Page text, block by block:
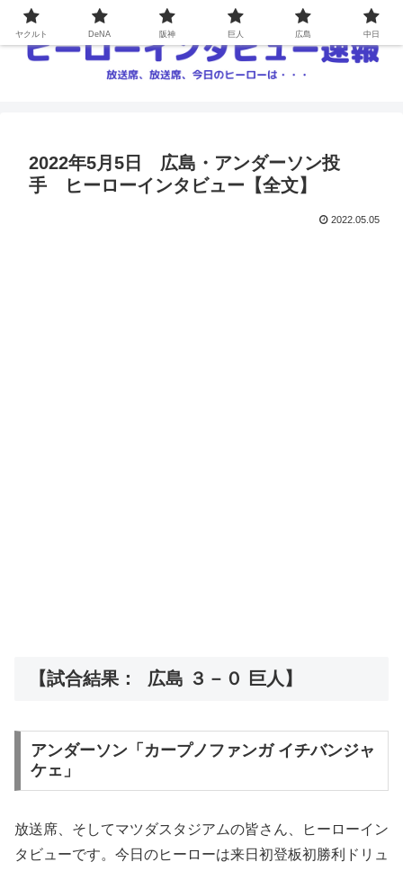
2022年5月5日 広島・アンダーソン投
手 ヒーローインタビュー【全文】
2022.05.05
【試合結果： 広島 ３－０ 巨人】
アンダーソン「カープノファンガ イチバンジャ
ケェ」
放送席、そしてマツダスタジアムの皆さん、ヒーローイン
タビューです。今日のヒーローは来日初登板初勝利ドリュ
ヤクルト DeNA 阪神 巨人 広島 中日